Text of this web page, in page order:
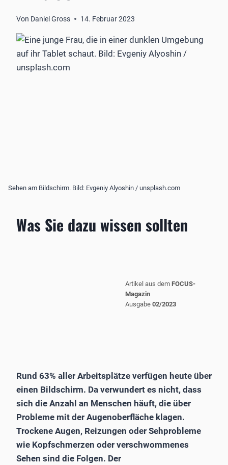
Von Daniel Gross 14. Februar 2023
Sehen am Bildschirm. Bild: Evgeniy Alyoshin / unsplash.com
Was Sie dazu wissen sollten
Artikel aus dem FOCUS-
Magazin
Ausgabe 02/2023
Rund 63% aller Arbeitsplätze verfügen heute über
einen Bildschirm. Da verwundert es nicht, dass
sich die Anzahl an Menschen häuft, die über
Probleme mit der Augenoberfläche klagen.
Trockene Augen, Reizungen oder Sehprobleme
wie Kopfschmerzen oder verschwommenes
Sehen sind die Folgen. Der